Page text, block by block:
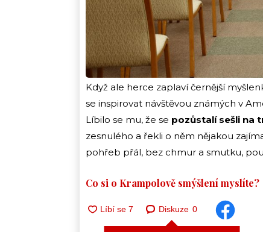
Když ale herce zaplaví černější
se inspirovat návštěvou známých v
Líbilo se mu, že se pozůstalí sešli na
zesnulého a řekli o něm nějakou
pohřeb přál, bez chmur a smutku,
Co si o Krampolově smýšlení myslíte?
Diskuze 0